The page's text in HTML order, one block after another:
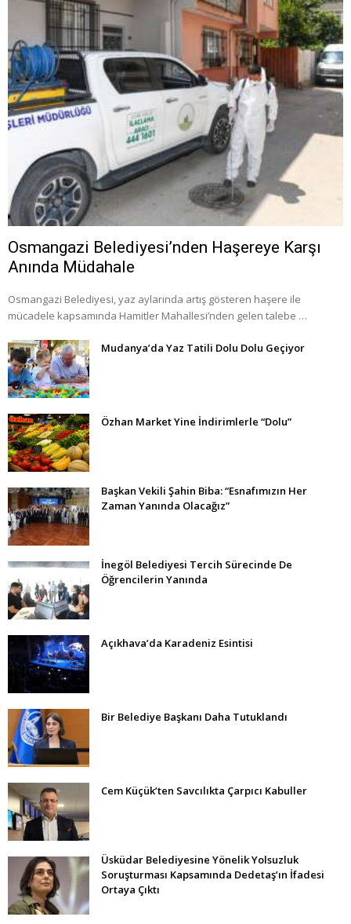
Osmangazi Belediyesi’nden Haşereye Karşı
Anında Müdahale
Osmangazi Belediyesi, yaz aylarında artış gösteren haşere ile
mücadele kapsamında Hamitler Mahallesi’nden gelen talebe …
Mudanya’da Yaz Tatili Dolu Dolu Geçiyor
Özhan Market Yine İndirimlerle “Dolu”
Başkan Vekili Şahin Biba: “Esnafımızın Her
Zaman Yanında Olacağız”
İnegöl Belediyesi Tercih Sürecinde De
Öğrencilerin Yanında
Açıkhava’da Karadeniz Esintisi
Bir Belediye Başkanı Daha Tutuklandı
Cem Küçük’ten Savcılıkta Çarpıcı Kabuller
Üsküdar Belediyesine Yönelik Yolsuzluk
Soruşturması Kapsamında Dedetaş’ın İfadesi
Ortaya Çıktı